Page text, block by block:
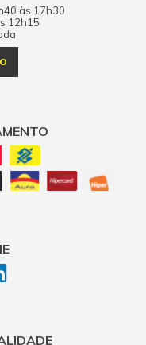
às 17h30
12h15